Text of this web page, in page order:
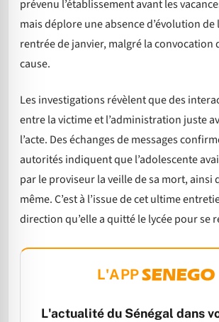
prévenu l’établissement avant les
mais déplore une absence d’évolution
rentrée de janvier, malgré la convocation
cause.
Les investigations révèlent que des
entre la victime et l’administration juste
l’acte. Des échanges de messages
autorités indiquent que l’adolescente
par le proviseur la veille de sa mort, ainsi
même. C’est à l’issue de cet ultime
direction qu’elle a quitté le lycée pour se
L'APP
L'actualité du Sénégal dans